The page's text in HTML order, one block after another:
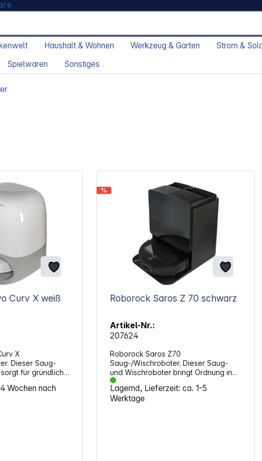
Haushalt & Wohnen Werkzeug & Garten Strom &
Spielwaren Sonstiges
Curv X weiß
X
Dieser Saug-
für gründliche
Zuhause. Mit
Anpassung an
Wochen nach
%
Roborock Saros Z 70 schwarz
Artikel-Nr.:
207624
Roborock Saros Z70
Saug-/Wischroboter. Dieser Saug-
und Wischroboter bringt Ordnung in
deinen Alltag. Mit seiner flachen
Bauweise erreicht er auch schwer
zugängliche Stellen und sorgt für eine
Lagernd, Lieferzeit: ca. 1-5
Werktage